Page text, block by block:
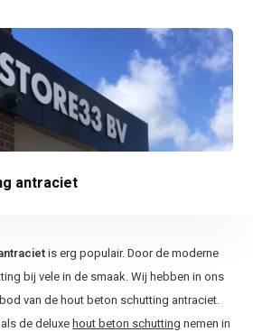
antraciet
is erg populair. Door de moderne
bij vele in de smaak. Wij hebben in ons
van de hout beton schutting antraciet.
de deluxehout beton schutting nemen in